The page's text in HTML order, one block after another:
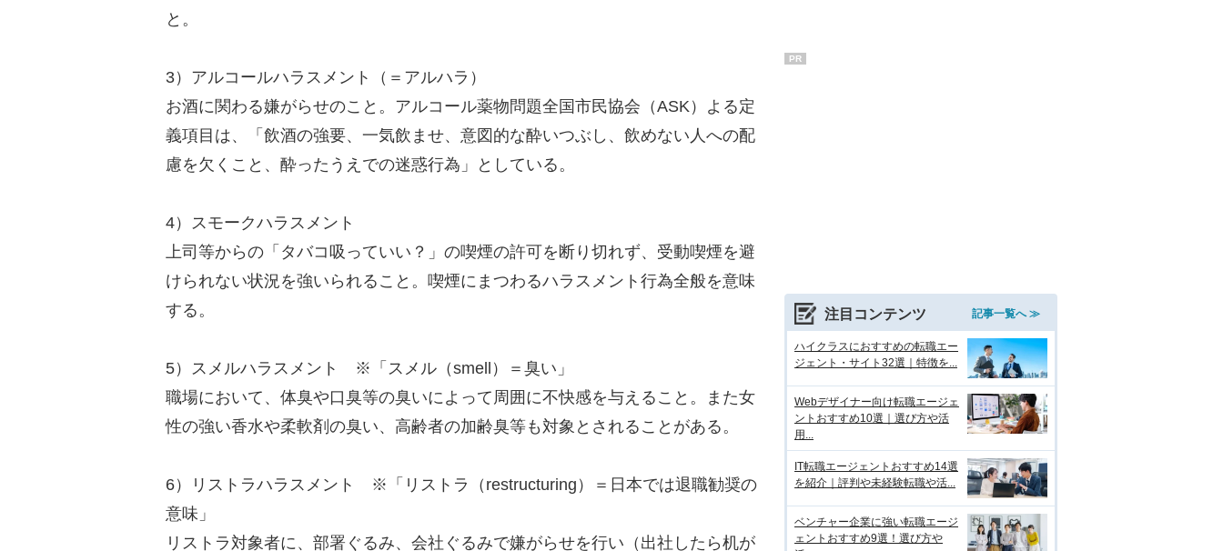
と。
3）アルコールハラスメント（＝アルハラ）
お酒に関わる嫌がらせのこと。アルコール薬物問題全国市民協会（ASK）よる定
義項目は、「飲酒の強要、一気飲ませ、意図的な酔いつぶし、飲めない人への配
慮を欠くこと、酔ったうえでの迷惑行為」としている。
4）スモークハラスメント
上司等からの「タバコ吸っていい？」の喫煙の許可を断り切れず、受動喫煙を避
けられない状況を強いられること。喫煙にまつわるハラスメント行為全般を意味
する。
5）スメルハラスメント ※「スメル（smell）＝臭い」
職場において、体臭や口臭等の臭いによって周囲に不快感を与えること。また女
性の強い香水や柔軟剤の臭い、高齢者の加齢臭等も対象とされることがある。
6）リストラハラスメント ※「リストラ（restructuring）＝日本では退職勧奨の
意味」
リストラ対象者に、部署ぐるみ、会社ぐるみで嫌がらせを行い（出社したら机が
PR
注目コンテンツ 記事一覧へ ≫
ハイクラスにおすすめの転職エー
ジェント・サイト32選｜特徴を...
Webデザイナー向け転職エージェ
ントおすすめ10選｜選び方や活
用...
IT転職エージェントおすすめ14選
を紹介｜評判や未経験転職や活...
ベンチャー企業に強い転職エージ
ェントおすすめ9選！選び方や